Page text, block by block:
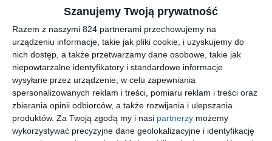
Szanujemy Twoją prywatność
Razem z naszymi 824 partnerami przechowujemy na
urządzeniu informacje, takie jak pliki cookie, i uzyskujemy do
nich dostęp, a także przetwarzamy dane osobowe, takie jak
niepowtarzalne identyfikatory i standardowe informacje
wysyłane przez urządzenie, w celu zapewniania
spersonalizowanych reklam i treści, pomiaru reklam i treści oraz
zbierania opinii odbiorców, a także rozwijania i ulepszania
produktów. Za Twoją zgodą my i nasi partnerzy możemy
wykorzystywać precyzyjne dane geolokalizacyjne i identyfikację
Na sąsiedniej półce
nowość
[ książka, audiobook,
Peeling
złudzeń
Karolina
[ książka, e-book ]
Zapisane
w kartach.
Powroty
Karolina
[ książka ]
Stacja
Jagodno.
Dom
[ e-book ]
Jagodno.
Dom
Karolina